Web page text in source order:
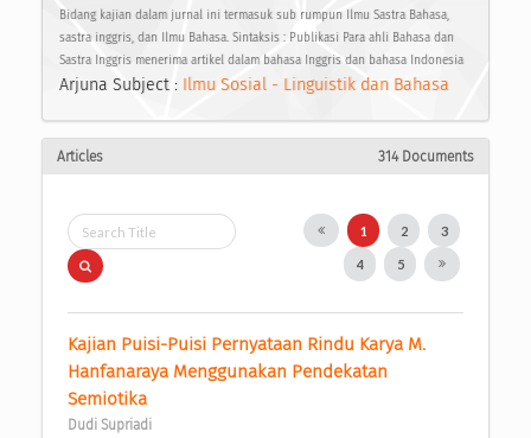
Bidang kajian dalam jurnal ini termasuk sub rumpun Ilmu Sastra Bahasa,
sastra inggris, dan Ilmu Bahasa. Sintaksis : Publikasi Para ahli Bahasa dan
Sastra Inggris menerima artikel dalam bahasa Inggris dan bahasa Indonesia
Arjuna Subject : Ilmu Sosial - Linguistik dan Bahasa
Articles 314 Documents
1 2 3
4 5
Kajian Puisi-Puisi Pernyataan Rindu Karya M.
Hanfanaraya Menggunakan Pendekatan
Semiotika
Dudi Supriadi